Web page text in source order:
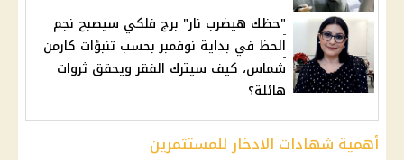
"حظك هيضرب نار" برج فلكي سيصبح نجم
الحظ في بداية نوفمبر بحسب تنبؤات كارمن
شماس، كيف سيترك الفقر ويحقق ثروات
هائلة؟
أهمية شهادات الادخار للمستثمرين